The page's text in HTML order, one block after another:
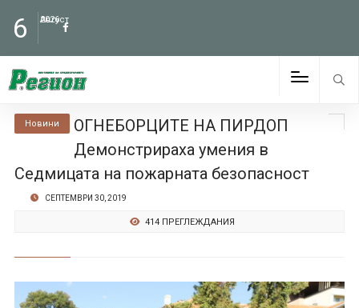
6 Август
2026
Новини
ОГНЕБОРЦИТЕ НА ПИРДОП
Демонстрираха умения в
Седмицата на пожарната безопасност
СЕПТЕМВРИ 30, 2019
414 ПРЕГЛЕЖДАНИЯ